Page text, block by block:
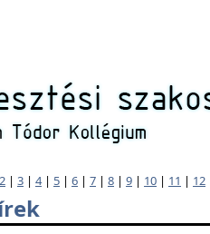
2 | 3 | 4| 5 | 6 | 7 | 8 | 9 | 10 | 11 | 12